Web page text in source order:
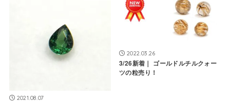
2021.08.07
2022.03.26
3/26新着｜ ゴールドルチルクォー
ツの粒売り！